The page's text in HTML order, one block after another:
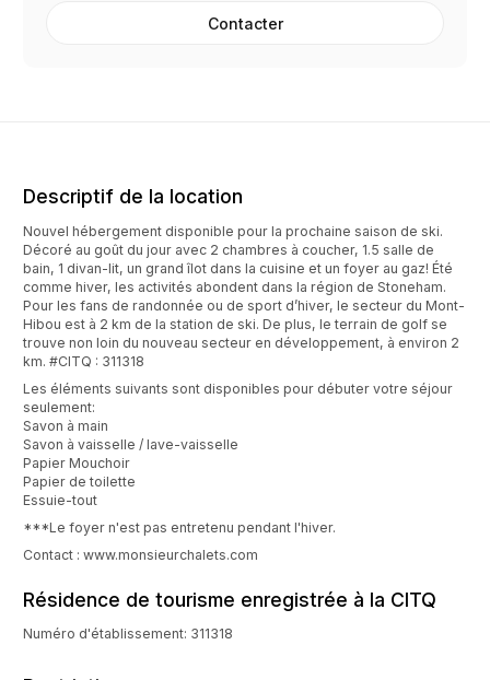
Contacter
Descriptif de la location
Nouvel hébergement disponible pour la prochaine saison de ski.
Décoré au goût du jour avec 2 chambres à coucher, 1.5 salle de
bain, 1 divan-lit, un grand îlot dans la cuisine et un foyer au gaz! Été
comme hiver, les activités abondent dans la région de Stoneham.
Pour les fans de randonnée ou de sport d’hiver, le secteur du Mont-
Hibou est à 2 km de la station de ski. De plus, le terrain de golf se
trouve non loin du nouveau secteur en développement, à environ 2
km. #CITQ : 311318
Les éléments suivants sont disponibles pour débuter votre séjour
seulement:
Savon à main
Savon à vaisselle / lave-vaisselle
Papier Mouchoir
Papier de toilette
Essuie-tout
***Le foyer n'est pas entretenu pendant l'hiver.
Contact : www.monsieurchalets.com
Résidence de tourisme enregistrée à la CITQ
Numéro d'établissement: 311318